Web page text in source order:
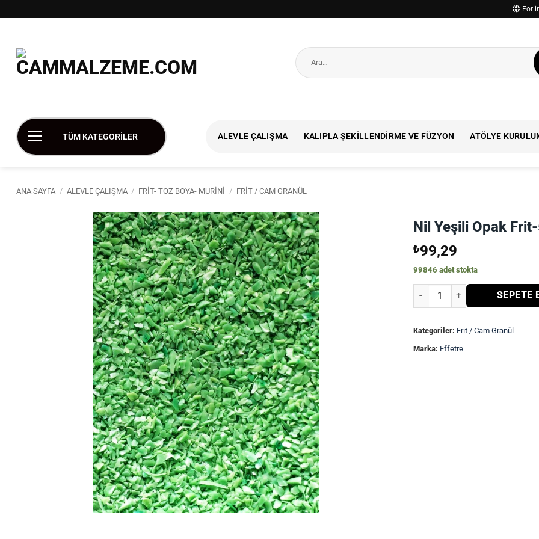
atla
For
Ara:
TÜM KATEGORİLER ALEVLE ÇALIŞMA KALIPLA ŞEKILLENDIRME VE FÜZYON ATÖLYE
ANA SAYFA / ALEVLE ÇALIŞMA / FRIT- TOZ BOYA- MURINI / FRIT / CAM GRANÜL
Nil Yeşili Opak
₺99,29
99846 adet stokta
Nil Yeşili Opak Frit-591214 adet
SEPETE
Kategoriler: Frit / Cam Granül
Marka: Effetre